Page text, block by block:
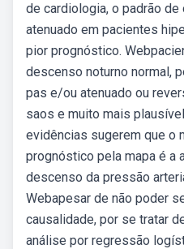
de cardiologia, o padrão
atenuado em pacientes
pior prognóstico.
descenso noturno normal,
pas e/ou atenuado ou
saos e muito mais
evidências sugerem que o
prognóstico pela mapa é a
descenso da pressão
Webapesar de não poder
causalidade, por se tratar
análise por regressão